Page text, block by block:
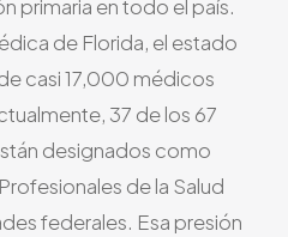
primaria en todo el país.
de Florida, el estado
casi 17,000 médicos
37 de los 67
designados como
de la Salud
federales. Esa presión